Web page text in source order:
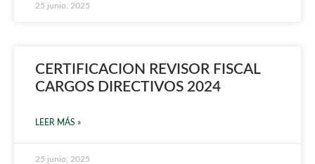
25 junio, 2025
CERTIFICACION REVISOR FISCAL
CARGOS DIRECTIVOS 2024
LEER MÁS »
25 junio, 2025